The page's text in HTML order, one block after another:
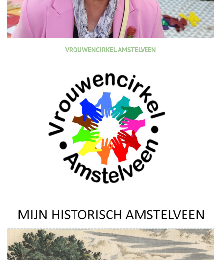
VROUWENCIRKEL AMSTELVEEN